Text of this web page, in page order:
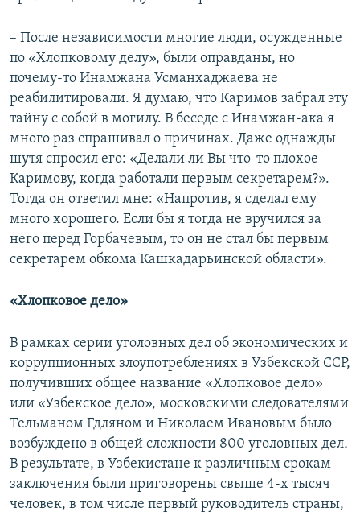
– После независимости многие люди, осужденные
по «Хлопковому делу», были оправданы, но
почему-то Инамжана Усманхаджаева не
реабилитировали. Я думаю, что Каримов забрал эту
тайну с собой в могилу. В беседе с Инамжан-ака я
много раз спрашивал о причинах. Даже однажды
шутя спросил его: «Делали ли Вы что-то плохое
Каримову, когда работали первым секретарем?».
Тогда он ответил мне: «Напротив, я сделал ему
много хорошего. Если бы я тогда не вручился за
него перед Горбачевым, то он не стал бы первым
секретарем обкома Кашкадарьинской области».
«Хлопковое дело»
В рамках серии уголовных дел об экономических и
коррупционных злоупотреблениях в Узбекской ССР,
получивших общее название «Хлопковое дело»
или «Узбекское дело», московскими следователями
Тельманом Гдляном и Николаем Ивановым было
возбуждено в общей сложности 800 уголовных дел.
В результате, в Узбекистане к различным срокам
заключения были приговорены свыше 4-х тысяч
человек, в том числе первый руководитель страны,